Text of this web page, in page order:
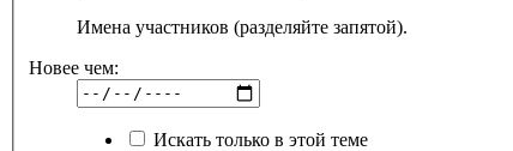
Имена участников (разделяйте запятой).
Новее чем:
Искать только в этой теме